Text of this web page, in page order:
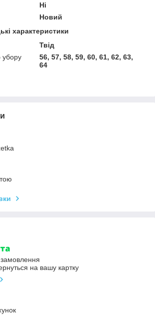
Ні
Новий
характеристики
Твід
убору
56, 57, 58, 59, 60, 61, 62, 63,
64
на вашу картку